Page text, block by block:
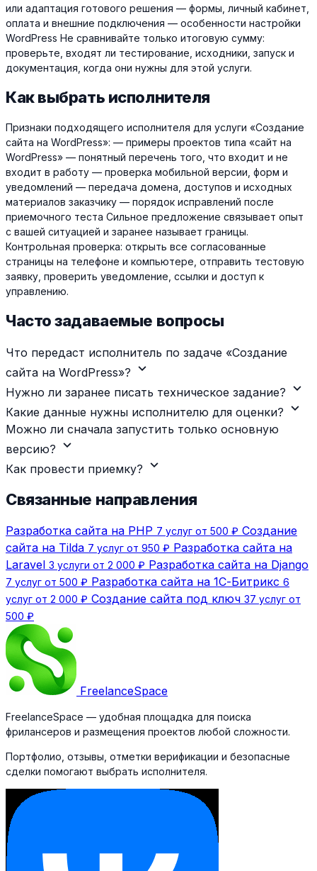
или адаптация готового решения — формы, личный кабинет,
оплата и внешние подключения — особенности настройки
WordPress Не сравнивайте только итоговую сумму:
проверьте, входят ли тестирование, исходники, запуск и
документация, когда они нужны для этой услуги.
Как выбрать исполнителя
Признаки подходящего исполнителя для услуги «Создание
сайта на WordPress»: — примеры проектов типа «сайт на
WordPress» — понятный перечень того, что входит и не
входит в работу — проверка мобильной версии, форм и
уведомлений — передача домена, доступов и исходных
материалов заказчику — порядок исправлений после
приемочного теста Сильное предложение связывает опыт
с вашей ситуацией и заранее называет границы.
Контрольная проверка: открыть все согласованные
страницы на телефоне и компьютере, отправить тестовую
заявку, проверить уведомление, ссылки и доступ к
управлению.
Часто задаваемые вопросы
Что передаст исполнитель по задаче «Создание
сайта на WordPress»? expand_more
Нужно ли заранее писать техническое задание? expand_more
Какие данные нужны исполнителю для оценки? expand_more
Можно ли сначала запустить только основную
версию? expand_more
Как провести приемку? expand_more
Связанные направления
Разработка сайта на PHP 7 услуг от 500 ₽ Создание
сайта на Tilda 7 услуг от 950 ₽ Разработка сайта на
Laravel 3 услуги от 2 000 ₽ Разработка сайта на Django
7 услуг от 500 ₽ Разработка сайта на 1С-Битрикс 6
услуг от 2 000 ₽ Создание сайта под ключ 37 услуг от
500 ₽
FreelanceSpace
FreelanceSpace — удобная площадка для поиска
фрилансеров и размещения проектов любой сложности.
Портфолио, отзывы, отметки верификации и безопасные
сделки помогают выбрать исполнителя.